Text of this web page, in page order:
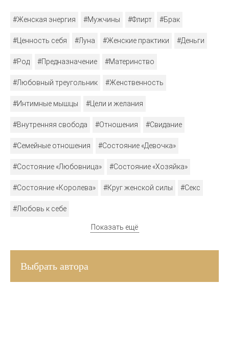
#Женская энергия #Мужчины #Флирт #Брак
#Ценность себя #Луна #Женские практики #Деньги
#Род #Предназначение #Материнство
#Любовный треугольник #Женственность
#Интимные мышцы #Цели и желания
#Внутренняя свобода #Отношения #Свидание
#Семейные отношения #Состояние «Девочка»
#Состояние «Любовница» #Состояние «Хозяйка»
#Состояние «Королева» #Круг женской силы #Секс
#Любовь к себе
Показать ещё
Выбрать автора